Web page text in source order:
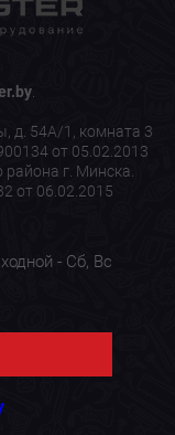
.
д. 54А/1, комната 3
от 05.02.2013
г. Минска.
от 06.02.2015
- Сб, Вс